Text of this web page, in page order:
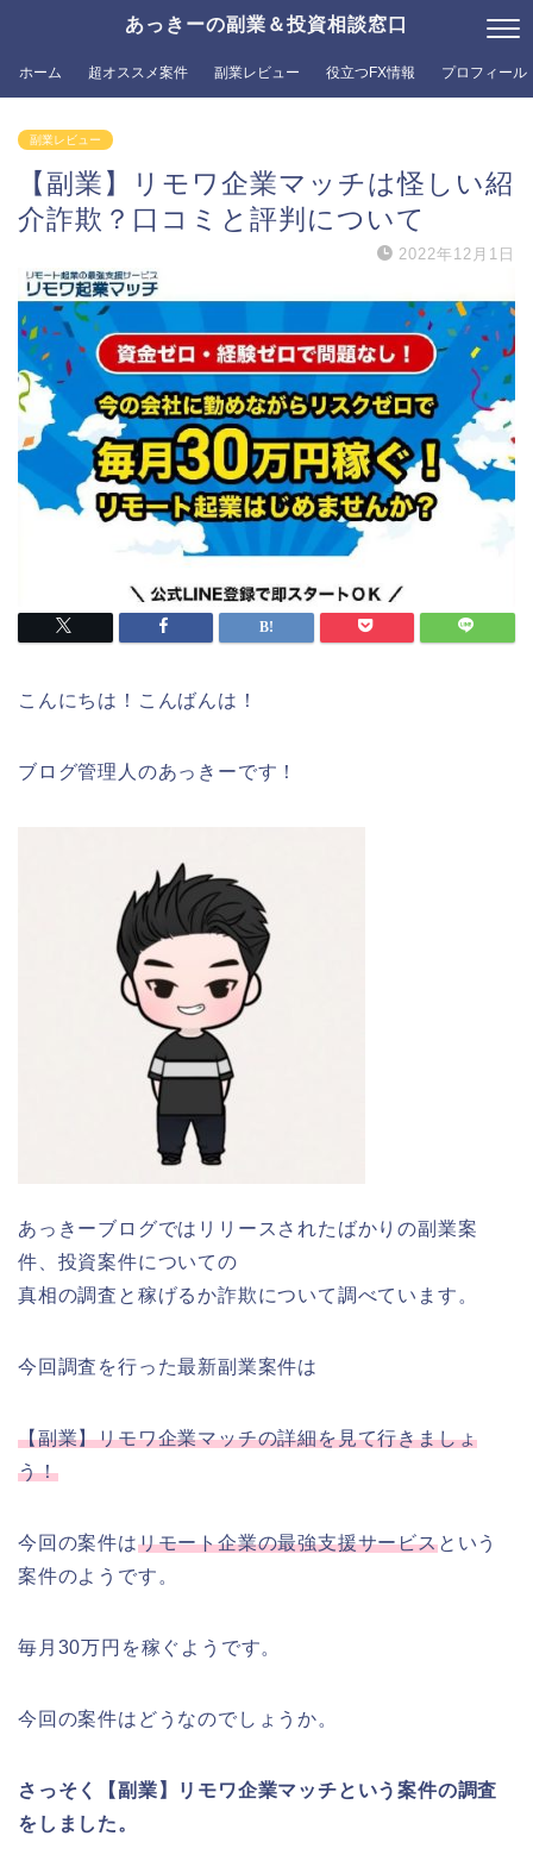
あっきーの副業＆投資相談窓口
ホーム 超オススメ案件 副業レビュー 役立つFX情報 プロフィール
副業レビュー
【副業】リモワ企業マッチは怪しい紹
介詐欺？口コミと評判について
2022年12月1日
こんにちは！こんばんは！
ブログ管理人のあっきーです！
あっきーブログではリリースされたばかりの副業案
件、投資案件についての
真相の調査と稼げるか詐欺について調べています。
今回調査を行った最新副業案件は
【副業】リモワ企業マッチの詳細を見て行きましょ
う！
今回の案件はリモート企業の最強支援サービスという
案件のようです。
毎月30万円を稼ぐようです。
今回の案件はどうなのでしょうか。
さっそく【副業】リモワ企業マッチという案件の調査
をしました。